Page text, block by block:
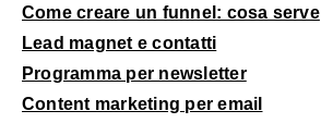
Come creare un funnel: cosa serve
Lead magnet e contatti
Programma per newsletter
Content marketing per email